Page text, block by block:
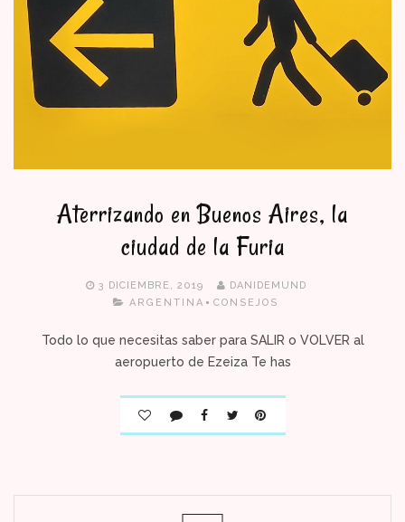
Aterrizando en Buenos Aires, la
ciudad de la Furia
3 DICIEMBRE, 2019
DANIDEMUND
ARGENTINA
CONSEJOS
Todo lo que necesitas saber para SALIR o VOLVER al
aeropuerto de Ezeiza Te has